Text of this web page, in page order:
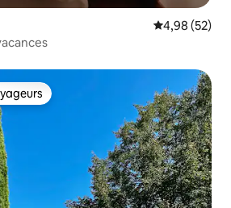
Évaluation
4,98 (52)
les plus appréciés